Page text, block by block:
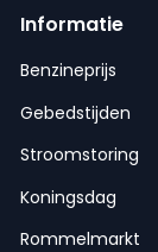
Informatie
Benzineprijs
Gebedstijden
Stroomstoring
Koningsdag
Rommelmarkt